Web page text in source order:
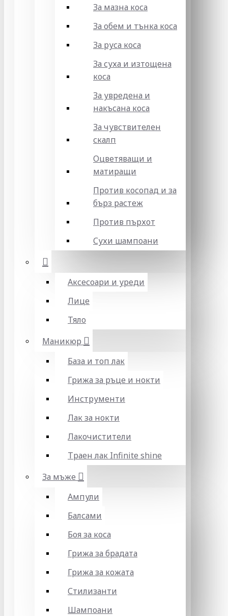
За мазна коса
За обем и тънка коса
За руса коса
За суха и изтощена
коса
За увредена и
накъсана коса
За чувствителен
скалп
Оцветяващи и
матиращи
Против косопад и за
бърз растеж
Против пърхот
Сухи шампоани
Аксесоари и уреди
Лице
Тяло
Маникюр
База и топ лак
Грижа за ръце и нокти
Инструменти
Лак за нокти
Лакочистители
Траен лак Infinite shine
За мъже
Ампули
Балсами
Боя за коса
Грижа за брадата
Грижа за кожата
Стилизанти
Шампоани